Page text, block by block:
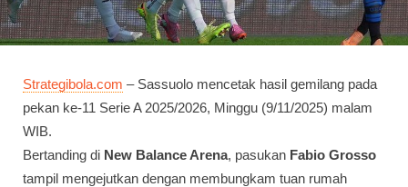
Strategibola.com – Sassuolo mencetak hasil gemilang pada
pekan ke-11 Serie A 2025/2026, Minggu (9/11/2025) malam
WIB.
Bertanding di New Balance Arena, pasukan Fabio Grosso
tampil mengejutkan dengan membungkam tuan rumah